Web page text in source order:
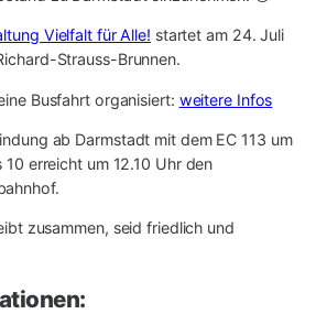
Vielfalt für Alle! startet am 24. Juli
Strauss-Brunnen.
Busfahrt organisiert: weitere Infos
ab Darmstadt mit dem EC 113 um
erreicht um 12.10 Uhr den
zusammen, seid friedlich und